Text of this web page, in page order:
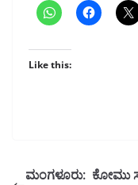
Like this:
ಮಂಗಳೂರು: ಕೋಮು